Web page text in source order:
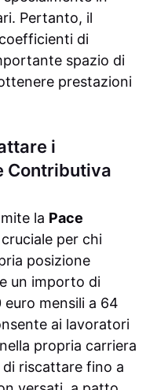
Pertanto, il
di
spazio di
prestazioni
i
Contributiva
la Pace
cruciale per chi
posizione
un importo di
euro mensili a 64
ai lavoratori
propria carriera
riscattare fino a